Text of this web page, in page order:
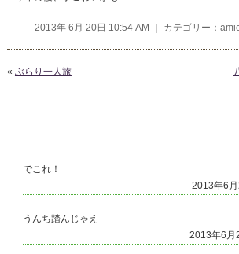
2013年 6月 20日 10:54 AM ｜ カテゴリー：
« ぶらり一人旅
でこれ！
2013年6
うんち踏んじゃえ
2013年6月